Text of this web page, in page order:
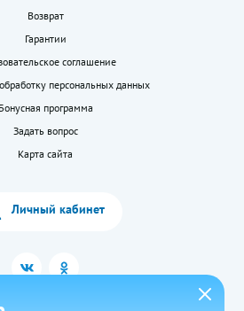
Возврат
Гарантии
соглашение
персональных данных
Бонусная программа
Задать вопрос
Карта сайта
Личный кабинет